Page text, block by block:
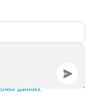
данных